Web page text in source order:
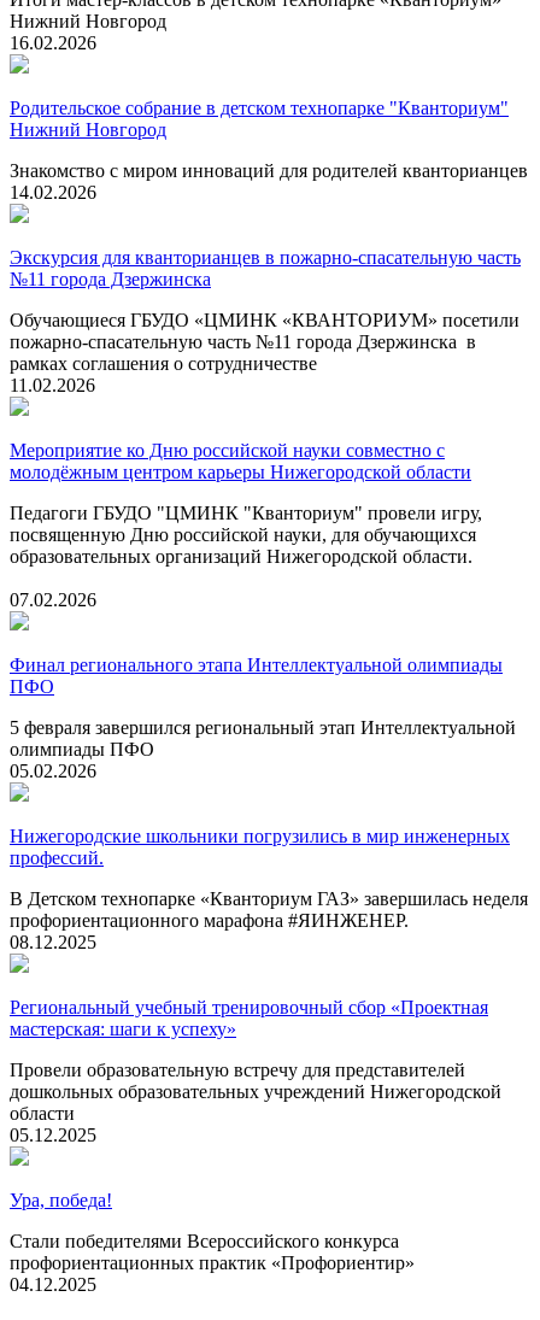
Нижний Новгород
16.02.2026
Родительское собрание в детском технопарке "Кванториум"
Нижний Новгород
Знакомство с миром инноваций для родителей кванторианцев
14.02.2026
Экскурсия для кванторианцев в пожарно-спасательную часть
№11 города Дзержинска
Обучающиеся ГБУДО «ЦМИНК «КВАНТОРИУМ» посетили
пожарно-спасательную часть №11 города Дзержинска в
рамках соглашения о сотрудничестве
11.02.2026
Мероприятие ко Дню российской науки совместно с
молодёжным центром карьеры Нижегородской области
Педагоги ГБУДО "ЦМИНК "Кванториум" провели игру,
посвященную Дню российской науки, для обучающихся
образовательных организаций Нижегородской области.
07.02.2026
Финал регионального этапа Интеллектуальной олимпиады
ПФО
5 февраля завершился региональный этап Интеллектуальной
олимпиады ПФО
05.02.2026
Нижегородские школьники погрузились в мир инженерных
профессий.
В Детском технопарке «Кванториум ГАЗ» завершилась неделя
профориентационного марафона #ЯИНЖЕНЕР.
08.12.2025
Региональный учебный тренировочный сбор «Проектная
мастерская: шаги к успеху»
Провели образовательную встречу для представителей
дошкольных образовательных учреждений Нижегородской
области
05.12.2025
Ура, победа!
Стали победителями Всероссийского конкурса
профориентационных практик «Профориентир»
04.12.2025